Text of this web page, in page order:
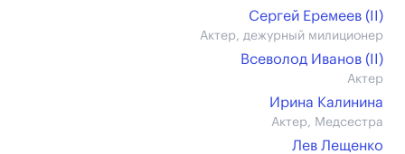
Сергей Еремеев (II)
Актер, дежурный милиционер
Всеволод Иванов (II)
Актер
Ирина Калинина
Актер, Медсестра
Лев Лещенко